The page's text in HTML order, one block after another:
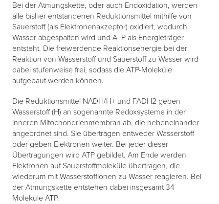
Bei der Atmungskette, oder auch Endoxidation, werden
alle bisher entstandenen Reduktionsmittel mithilfe von
Sauerstoff (als Elektronenakzeptor) oxidiert, wodurch
Wasser abgespalten wird und ATP als Energieträger
entsteht. Die freiwerdende Reaktionsenergie bei der
Reaktion von Wasserstoff und Sauerstoff zu Wasser wird
dabei stufenweise frei, sodass die ATP-Moleküle
aufgebaut werden können.
Die Reduktionsmittel NADH/H+ und FADH2 geben
Wasserstoff (H) an sogenannte Redoxsysteme in der
inneren Mitochondrienmembran ab, die nebeneinander
angeordnet sind. Sie übertragen entweder Wasserstoff
oder geben Elektronen weiter. Bei jeder dieser
Übertragungen wird ATP gebildet. Am Ende werden
Elektronen auf Sauerstoffmoleküle übertragen, die
wiederum mit Wasserstoffionen zu Wasser reagieren. Bei
der Atmungskette entstehen dabei insgesamt 34
Moleküle ATP.